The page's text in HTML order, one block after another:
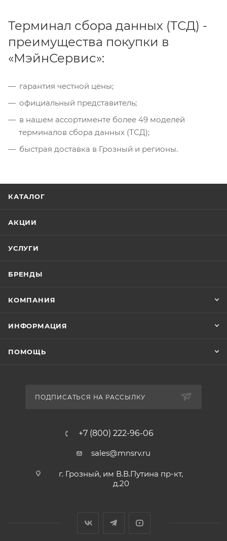
Терминал сбора данных (ТСД) -
преимущества покупки в
«МэйнСервис»:
гарантия честной цены;
официальный представитель;
в нашем ассортименте более 49 моделей
терминалов сбора данных (ТСД);
быстрая доставка в Грозный и регионы.
КАТАЛОГ
АКЦИИ
УСЛУГИ
БРЕНДЫ
КОМПАНИЯ
ИНФОРМАЦИЯ
ПОМОЩЬ
ПОДПИСАТЬСЯ НА РАССЫЛКУ
+7 (800) 222-96-06
sales@mnsrv.ru
г. Грозный, им В.В.Путина пр-кт,
д.20